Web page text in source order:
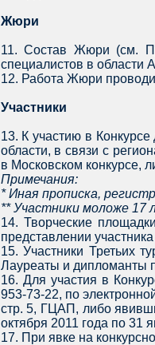
Жюри
11. Состав Жюри (см.
специалистов в области
12. Работа Жюри
Участники
13. К участию в
области, в связи с
в Московском конкурсе,
Примечания:
* Иная прописка,
** Участники моложе 17
14. Творческие
представлении
15. Участники Третьих
Лауреаты и дипломанты
16. Для участия в
953-73-22, по
стр. 5, ГЦАП, либо
октября 2011 года по 31
17. При явке на